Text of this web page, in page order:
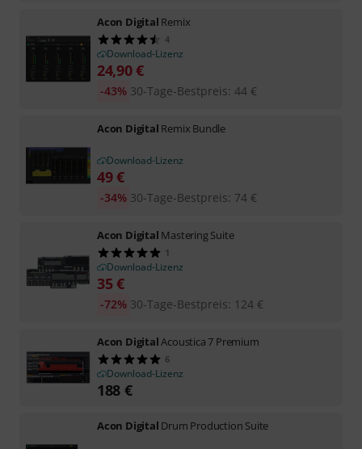
Acon Digital Remix
4
Download-Lizenz
24,90€
30-Tage-Bestpreis: 44 €
-43%
Acon Digital Remix Bundle
Download-Lizenz
49€
30-Tage-Bestpreis: 74 €
-34%
Acon Digital Mastering Suite
1
Download-Lizenz
35€
30-Tage-Bestpreis: 124 €
-72%
Acon DigitalAcoustica 7 Premium
6
Download-Lizenz
188 €
Acon Digital Drum Production Suite